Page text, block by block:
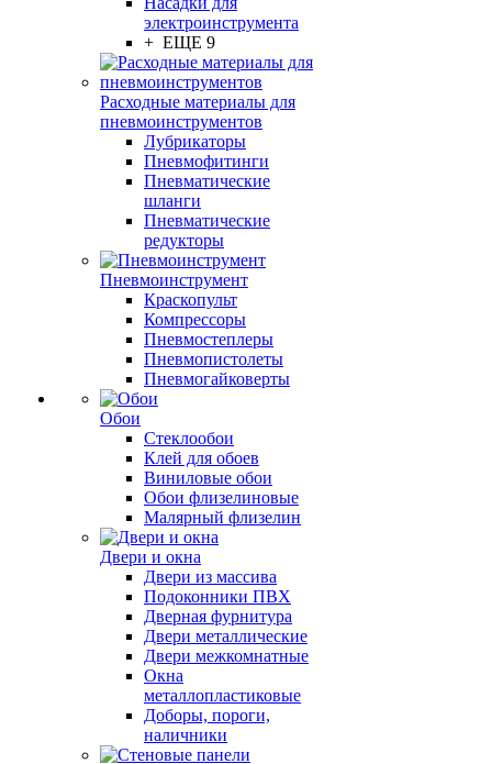
электроинструмента
+ ЕЩЕ 9
Расходные материалы для
пневмоинструментов
Лубрикаторы
Пневмофитинги
Пневматические
шланги
Пневматические
редукторы
Пневмоинструмент
Краскопульт
Компрессоры
Пневмостеплеры
Пневмопистолеты
Пневмогайковерты
Обои
Стеклообои
Клей для обоев
Виниловые обои
Обои флизелиновые
Малярный флизелин
Двери и окна
Двери из массива
Подоконники ПВХ
Дверная фурнитура
Двери металлические
Двери межкомнатные
Окна
металлопластиковые
Доборы, пороги,
наличники